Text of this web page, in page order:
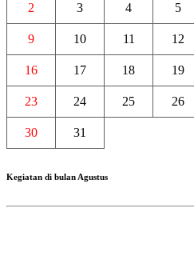
2 3 4 5
9 10 11 12
16 17 18 19
23 24 25 26
30 31
Kegiatan di bulan Agustus